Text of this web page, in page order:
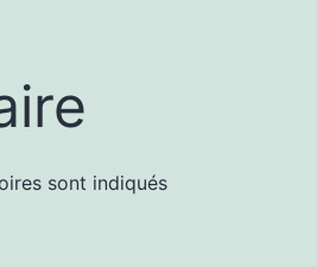
sont indiqués